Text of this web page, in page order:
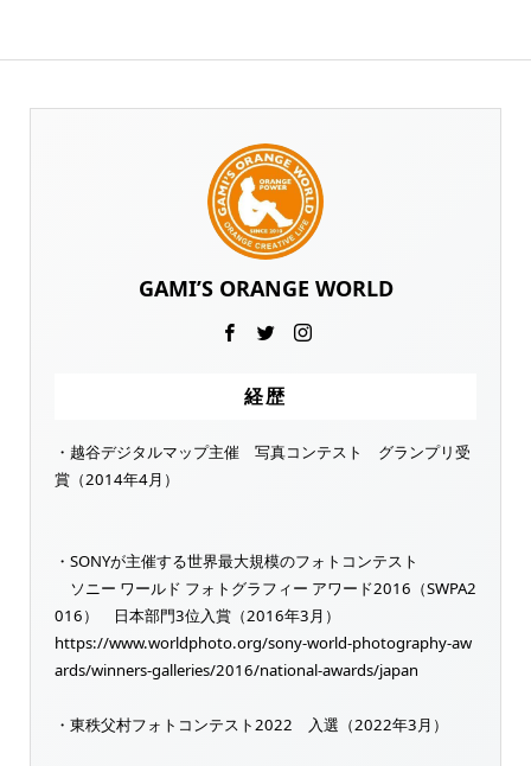
GAMI’S ORANGE WORLD
経歴
・越谷デジタルマップ主催 写真コンテスト グランプリ受
賞（2014年4月）
・SONYが主催する世界最大規模のフォトコンテスト
ソニー ワールド フォトグラフィー アワード2016（SWPA2
016） 日本部門3位入賞（2016年3月）
https://www.worldphoto.org/sony-world-photography-aw
ards/winners-galleries/2016/national-awards/japan
・東秩父村フォトコンテスト2022 入選（2022年3月）